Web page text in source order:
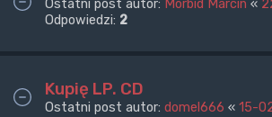
Ostatni post autor: Morbid Marcin «
Odpowiedzi: 2
Kupię LP. CD
Ostatni post autor: domel666 « 15-